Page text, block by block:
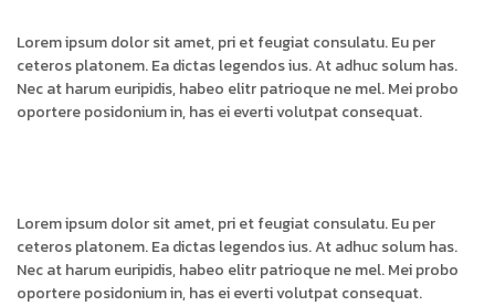
Lorem ipsum dolor sit amet, pri et feugiat consulatu. Eu per
ceteros platonem. Ea dictas legendos ius. At adhuc solum has.
Nec at harum euripidis, habeo elitr patrioque ne mel. Mei probo
oportere posidonium in, has ei everti volutpat consequat.
Lorem ipsum dolor sit amet, pri et feugiat consulatu. Eu per
ceteros platonem. Ea dictas legendos ius. At adhuc solum has.
Nec at harum euripidis, habeo elitr patrioque ne mel. Mei probo
oportere posidonium in, has ei everti volutpat consequat.